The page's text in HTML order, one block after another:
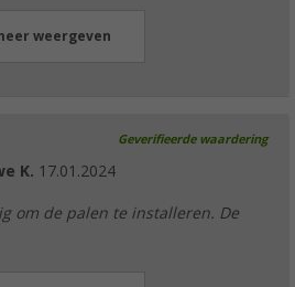
weergeven
Geverifieerde waardering
K. 17.01.2024
om de palen te installeren. De